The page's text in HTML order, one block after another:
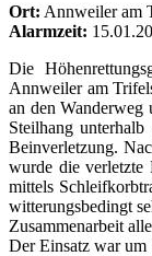
Ort: Annweiler am
Alarmzeit:
Die
Annweiler am
an den Wanderweg
Steilhang
Beinverletzung.
wurde die verletzte
mittels
witterungsbedingt
Zusammenarbeit
Der Einsatz war um